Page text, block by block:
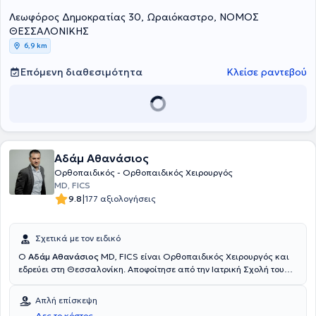
Λεωφόρος Δημοκρατίας 30, Ωραιόκαστρο, ΝΟΜΟΣ
ΘΕΣΣΑΛΟΝΙΚΗΣ
6,9 km
Επόμενη διαθεσιμότητα Κλείσε ραντεβού
Αδάμ Αθανάσιος
Ορθοπαιδικός - Ορθοπαιδικός Χειρουργός
MD, FICS
9.8|177 αξιολογήσεις
Σχετικά με τον ειδικό
Ο Αδάμ Αθανάσιος MD, FICS είναι Ορθοπαιδικός Χειρουργός και
εδρεύει στη Θεσσαλονίκη. Αποφοίτησε από την Ιατρική Σχολή του
Γενική Χειρουργική στο Γενικό Νοσοκομείο της Καστοριάς, καθώς
και στην Ορθοπεδική Χειρουργική στο Γενικό Νοσοκομείο Έδεσσας
Απλή επίσκεψη